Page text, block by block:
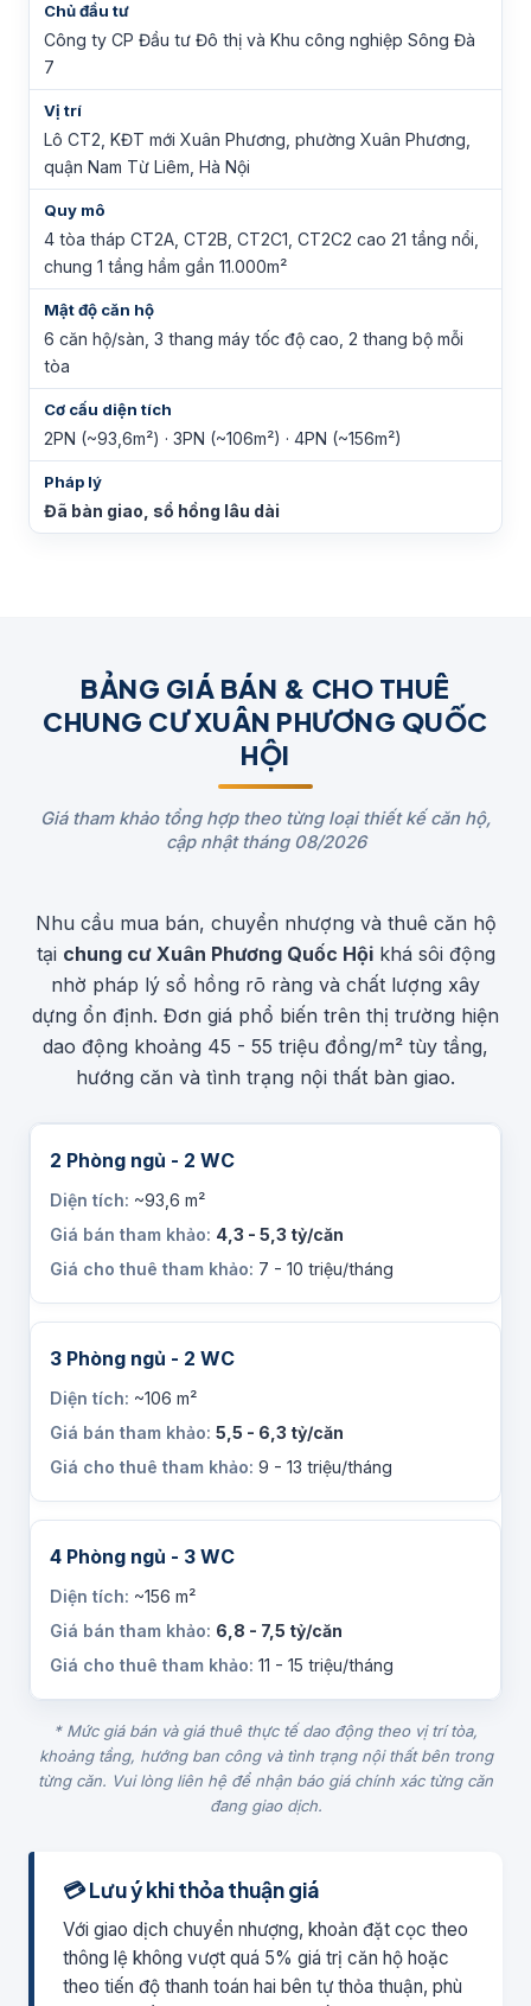
Chủ đầu tư
Công ty CP Đầu tư Đô thị và Khu công nghiệp Sông Đà
7
Vị trí
Lô CT2, KĐT mới Xuân Phương, phường Xuân Phương,
quận Nam Từ Liêm, Hà Nội
Quy mô
4 tòa tháp CT2A, CT2B, CT2C1, CT2C2 cao 21 tầng nổi,
chung 1 tầng hầm gần 11.000m²
Mật độ căn hộ
6 căn hộ/sàn, 3 thang máy tốc độ cao, 2 thang bộ mỗi
tòa
Cơ cấu diện tích
2PN (~93,6m²) · 3PN (~106m²) · 4PN (~156m²)
Pháp lý
Đã bàn giao, sổ hồng lâu dài
BẢNG GIÁ BÁN & CHO THUÊ
CHUNG CƯ XUÂN PHƯƠNG QUỐC
HỘI
Giá tham khảo tổng hợp theo từng loại thiết kế căn hộ,
cập nhật tháng 08/2026
Nhu cầu mua bán, chuyển nhượng và thuê căn hộ
tại chung cư Xuân Phương Quốc Hộikhá sôi động
nhờ pháp lý sổ hồng rõ ràng và chất lượng xây
dựng ổn định. Đơn giá phổ biến trên thị trường hiện
dao động khoảng 45 - 55 triệu đồng/m² tùy tầng,
hướng căn và tình trạng nội thất bàn giao.
2 Phòng ngủ - 2 WC
~93,6 m²
4,3 - 5,3 tỷ/căn
7 - 10 triệu/tháng
3 Phòng ngủ - 2 WC
~106 m²
5,5 - 6,3 tỷ/căn
9 - 13 triệu/tháng
4 Phòng ngủ - 3 WC
~156 m²
6,8 - 7,5 tỷ/căn
11 - 15 triệu/tháng
* Mức giá bán và giá thuê thực tế dao động theo vị trí tòa,
khoảng tầng, hướng ban công và tình trạng nội thất bên trong
từng căn. Vui lòng liên hệ để nhận báo giá chính xác từng căn
đang giao dịch.
💳 Lưu ý khi thỏa thuận giá
Với giao dịch chuyển nhượng, khoản đặt cọc theo
thông lệ không vượt quá 5% giá trị căn hộ hoặc
theo tiến độ thanh toán hai bên tự thỏa thuận, phù